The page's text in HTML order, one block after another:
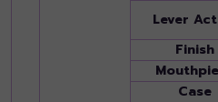
Lever
Finish
Case